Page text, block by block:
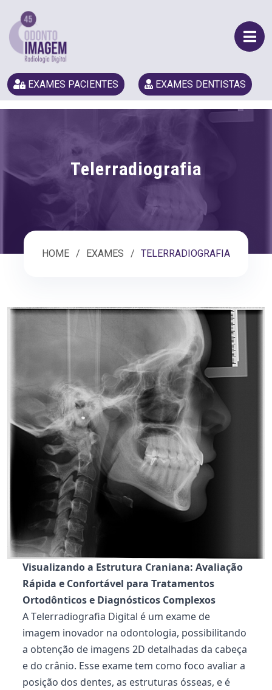
EXAMES PACIENTES EXAMES DENTISTAS
Telerradiografia
HOME EXAMES TELERRADIOGRAFIA
Visualizando a Estrutura Craniana: Avaliação
Rápida e Confortável para Tratamentos
Ortodônticos e Diagnósticos Complexos
A Telerradiografia Digital é um exame de
imagem inovador na odontologia, possibilitando
a obtenção de imagens 2D detalhadas da cabeça
e do crânio. Esse exame tem como foco avaliar a
posição dos dentes, as estruturas ósseas, e é